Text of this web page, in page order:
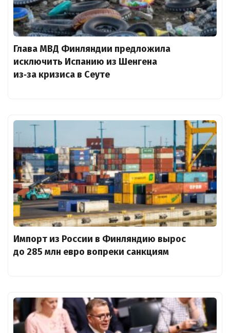
Глава МВД Финляндии предложила
исключить Испанию из Шенгена
из‑за кризиса в Сеуте
Импорт из России в Финляндию вырос
до 285 млн евро вопреки санкциям